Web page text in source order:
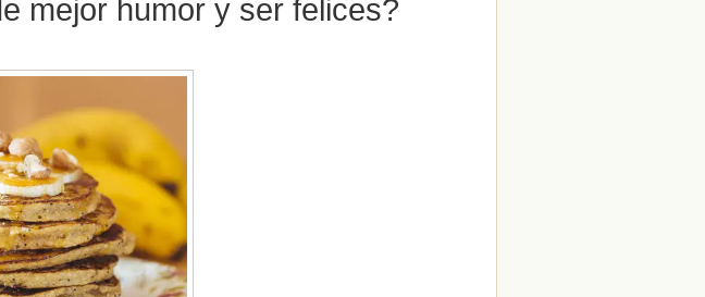
mejor humor y ser felices?